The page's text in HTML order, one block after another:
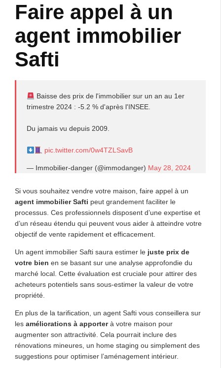
Faire appel à un
agent immobilier
Safti
Baisse des prix de l'immobilier sur un an au 1er
trimestre 2024 : -5.2 % d'après l'INSEE.
Du jamais vu depuis 2009.
pic.twitter.com/0w4TZLSavB
— Immobilier-danger (@immodanger) May 28, 2024
Si vous souhaitez vendre votre maison, faire appel à un
agent immobilier Safti peut grandement faciliter le
processus. Ces professionnels disposent d’une expertise et
d’un réseau étendu qui peuvent vous aider à atteindre votre
objectif de vente rapidement et efficacement.
Un agent immobilier Safti saura estimer le juste prix de
votre bien en se basant sur une analyse approfondie du
marché local. Cette évaluation est cruciale pour attirer des
acheteurs potentiels sans sous-estimer la valeur de votre
propriété.
En plus de la tarification, un agent Safti vous conseillera sur
les améliorations à apporterà votre maison pour
augmenter son attractivité. Cela pourrait inclure des
rénovations mineures, un home staging ou simplement des
suggestions pour optimiser l’aménagement intérieur.